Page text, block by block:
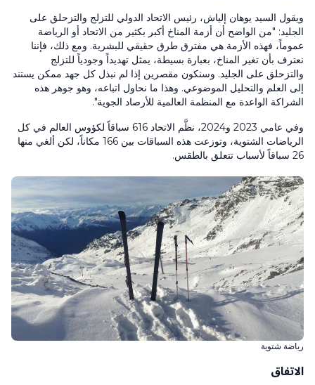
ويقول السيد يوهان إلياش، رئيس الاتحاد الدولي للتزلج والتزحلق على
الجليد: "من الواضح أن أزمة المناخ أكبر بكثير من الاتحاد أو الرياضة
عموماً، فهذه الأزمة هي مفترق طرق حقيقي للبشرية. ومع ذلك، فإننا
نعترف بأن تغير المناخ، بعبارة بسيطة، يمثل تهديداً وجودياً للتزلج
والتزحلق على الجليد. وسنكون مقصرين إذا لم نبذل كل جهد ممكن يستند
إلى العلم والتحليل الموضوعي. وهذا ما نحاول اتباعه، وهو جوهر هذه
الشراكة الواعدة مع المنظمة العالمية للأرصاد الجوية".
وفي عامي 2023 و2024، نظَّم الاتحاد 616 سباقاً لكؤوس العالم في كل
الرياضات الشتوية، وتوزعت هذه السباقات بين 166 مكاناً، لكن ألغي منها
26 سباقاً لأسباب تتعلق بالطقس.
رياضة شتوية
الاتفاق